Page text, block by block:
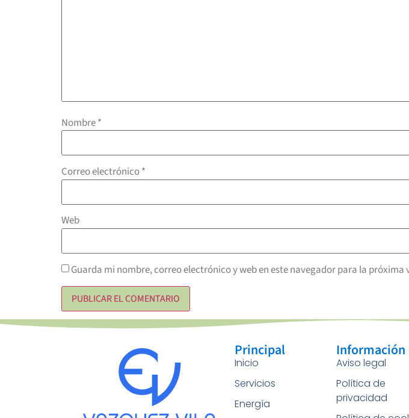
Nombre*
Correo electrónico*
Web
Guarda mi nombre, correo electrónico y web en este navegador para la próxima
Principal
Inicio
Servicios
Energía
Información
Aviso legal
Política de
privacidad